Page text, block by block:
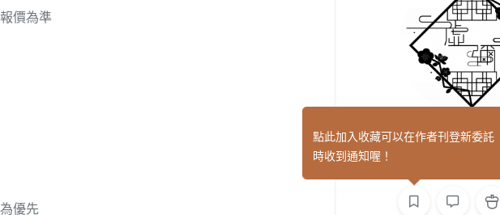
價為準
優先
虛彌 (0)
點此加入收藏可以在作者刊登新委託
時收到通知喔！